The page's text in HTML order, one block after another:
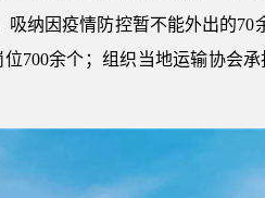
纳因疫情防控暂不能外出的70
700余个；组织当地运输协会